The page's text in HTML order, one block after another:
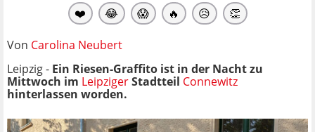
❤️ 😂 😱 🔥 😥 👏
Von Carolina Neubert
Leipzig - Ein Riesen-Graffito ist in der Nacht zu
Mittwoch im LeipzigerStadtteil Connewitz
hinterlassen worden.